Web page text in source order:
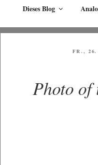
Dieses Blog
FR.,
Photo